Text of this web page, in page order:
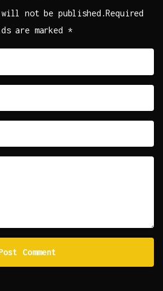
will not be published.Required
are marked *